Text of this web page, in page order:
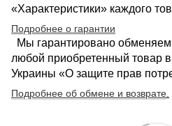
«Характеристики» каждого
Подробнее о гарантии
Мы гарантировано
любой приобретенный товар
Украины «О защите прав
Подробнее об обмене и возврате